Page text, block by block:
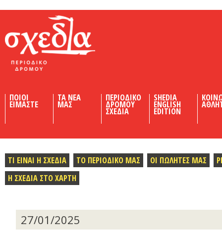
ΠΟΙΟΙ
ΕΙΜΑΣΤΕ
ΤΑ ΝΕΑ
ΜΑΣ
ΠΕΡΙΟΔΙΚΟ
ΔΡΟΜΟΥ
ΣΧΕΔΙΑ
SHEDIA
ENGLISH
EDITION
ΤΙ ΕΙΝΑΙ Η ΣΧΕΔΙΑ ΤΟ ΠΕΡΙΟΔΙΚΟ ΜΑΣ ΟΙ ΠΩΛΗΤΕΣ ΜΑΣ
Η ΣΧΕΔΙΑ ΣΤΟ ΧΑΡΤΗ
27/01/2025